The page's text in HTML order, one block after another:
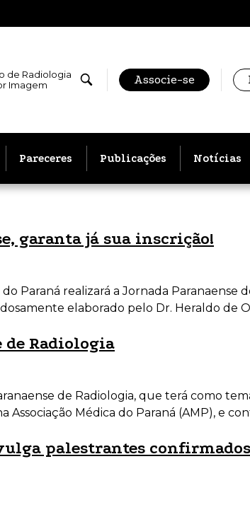
de Radiologia
Imagem
Associe-se
Pareceres Publicações Notícias
garanta já sua inscrição!
Paraná realizará a Jornada
elaborado pelo Dr. Heraldo de
de Radiologia
de Radiologia, que terá como
Associação Médica do Paraná (AMP), e
palestrantes